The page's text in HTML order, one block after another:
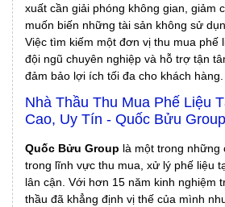
xuất cần giải phóng không gian, giảm
muốn biến những tài sản không sử
Việc tìm kiếm một đơn vị thu mua phế
đội ngũ chuyên nghiệp và hỗ trợ tận
đảm bảo lợi ích tối đa cho khách hàng.
Nhà Thầu Thu Mua Phế Liệu
Cao, Uy Tín - Quốc Bửu Group
Quốc Bửu Group là một trong những
trong lĩnh vực thu mua, xử lý phế liệu
lân cận. Với hơn 15 năm kinh nghiệm
thầu đã khẳng định vị thế của mình